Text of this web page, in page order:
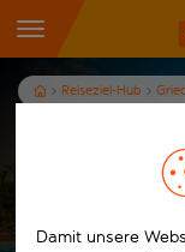
Reiseziel-Hub
Urlaub in
Urlaub anzeigen
Damit unsere